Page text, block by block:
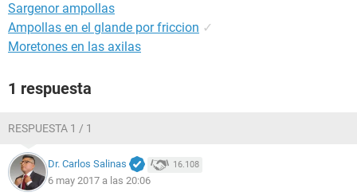
Pero a veces que me lo toco me lo rasco.
rascarlo.
Sargenor ampollas
Ampollas en el glande por friccion ✓
Moretones en las axilas
1 respuesta
RESPUESTA 1 / 1
Dr. Carlos Salinas 16.108
6 may 2017 a las 20:06